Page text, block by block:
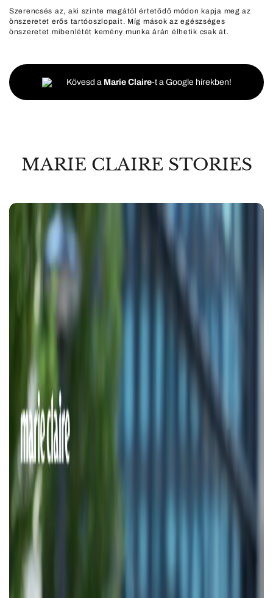
Szerencsés az, aki szinte magától értetődő módon kapja meg az
önszeretet erős tartóoszlopait. Míg mások az egészséges
önszeretet mibenlétét kemény munka árán élhetik csak át.
Kövesd a Marie Claire-t a Google hírekben!
MARIE CLAIRE STORIES